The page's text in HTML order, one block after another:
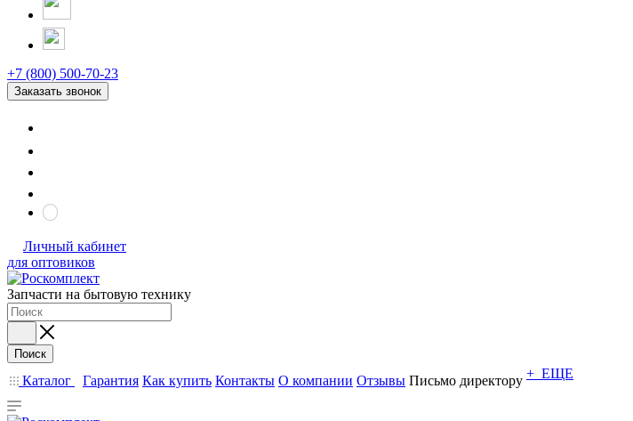
+7 (800) 500-70-23
Заказать звонок
Личный кабинет
для оптовиков
Запчасти на бытовую технику
Поиск
Каталог Гарантия Как купить Контакты О компании Отзывы Письмо директору + ЕЩЕ